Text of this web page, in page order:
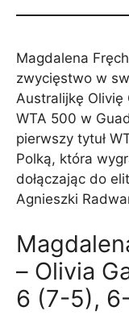
Magdalena
zwycięstwo w
Australijkę
WTA 500 w
pierwszy tytuł
Polką, która
dołączając do
Agnieszki
– Olivia
6 (7-5),